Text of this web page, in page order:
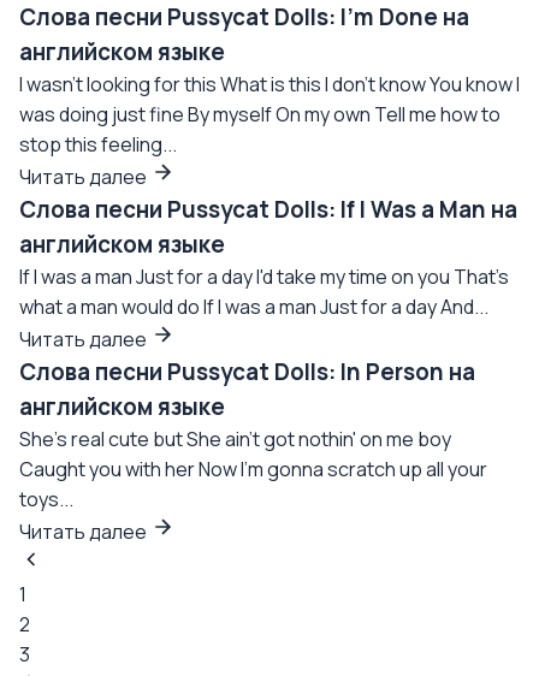
Слова песни Pussycat Dolls: I'm Done на
английском языке
I wasn't looking for this What is this I don't know You know I
was doing just fine By myself On my own Tell me how to
stop this feeling...
Читать далее
Слова песни Pussycat Dolls: If I Was a Man на
английском языке
If I was a man Just for a day I'd take my time on you That's
what a man would do If I was a man Just for a day And...
Читать далее
Слова песни Pussycat Dolls: In Person на
английском языке
She's real cute but She ain't got nothin' on me boy
Caught you with her Now I'm gonna scratch up all your
toys...
Читать далее
1
2
3